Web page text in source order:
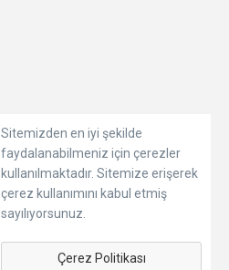
Sitemizden en iyi şekilde
faydalanabilmeniz için çerezler
kullanılmaktadır. Sitemize erişerek
çerez kullanımını kabul etmiş
sayılıyorsunuz.
Çerez Politikası